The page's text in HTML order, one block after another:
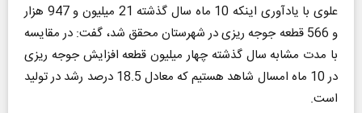
علوی با یادآوری اینکه 10 ماه سال گذشته 21 میلیون و 947 هزار
و 566 قطعه جوجه ریزی در شهرستان محقق شد، گفت: در مقایسه
با مدت مشابه سال گذشته چهار میلیون قطعه افزایش جوجه ریزی
در 10 ماه امسال شاهد هستیم که معادل 18.5 درصد رشد در تولید
است.